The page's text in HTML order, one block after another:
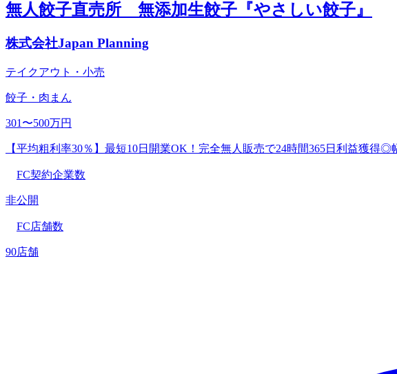
無人餃子直売所 無添加生餃子『やさしい餃子』
株式会社Japan Planning
テイクアウト・小売
餃子・肉まん
301〜500万円
【平均粗利率30％】最短10日開業OK！完全無人販売で24時間365日利益獲得
FC契約企業数
非公開
FC店舗数
90店舗